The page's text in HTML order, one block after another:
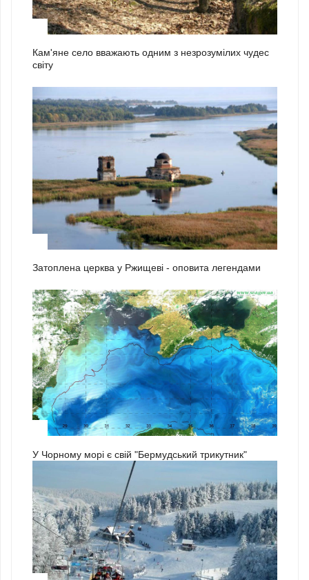
Кам'яне село вважають одним з незрозумілих чудес
світу
Затоплена церква у Ржищеві - оповита легендами
У Чорному морі є свій "Бермудський трикутник"